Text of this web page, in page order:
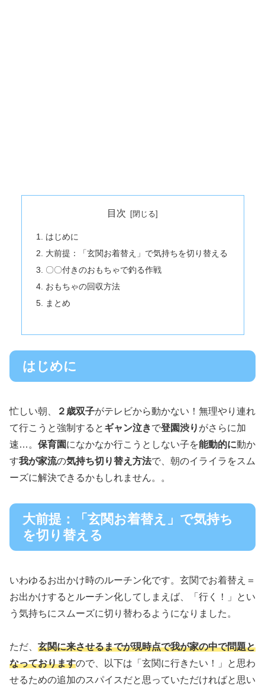
目次
はじめに
大前提：「玄関お着替え」で気持ちを切り替える
〇〇付きのおもちゃで釣る作戦
おもちゃの回収方法
まとめ
はじめに
忙しい朝、 ２歳双子がテレビから動かない！無理やり連れ
て行こうと強制すると ギャン泣きで登園渋り がさらに加
速…。 保育園になかなか行こうとしない子を能動的に動か
す我が家流の気持ち切り替え方法で、朝のイライラをスム
ーズに解決できるかもしれません。。
大前提：「玄関お着替え」で気持ち
を切り替える
いわゆるお出かけ時のルーチン化です。玄関でお着替え＝
お出かけするとルーチン化してしまえば、「行く！」とい
う気持ちにスムーズに切り替わるようになりました。
ただ、 玄関に来させるまでが現時点で我が家の中で問題と
なっておりますので、以下は「玄関に行きたい！」と思わ
せるための追加のスパイスだと思っていただければと思い